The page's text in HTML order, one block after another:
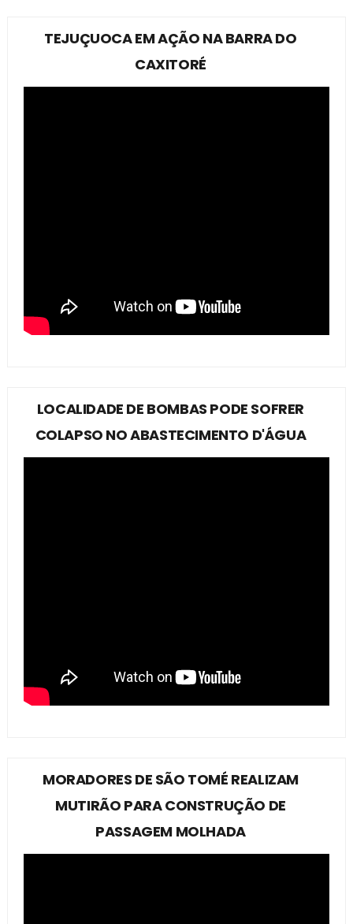
TEJUÇUOCA EM AÇÃO NA BARRA DO
CAXITORÉ
LOCALIDADE DE BOMBAS PODE SOFRER
COLAPSO NO ABASTECIMENTO D'ÁGUA
MORADORES DE SÃO TOMÉ REALIZAM
MUTIRÃO PARA CONSTRUÇÃO DE
PASSAGEM MOLHADA